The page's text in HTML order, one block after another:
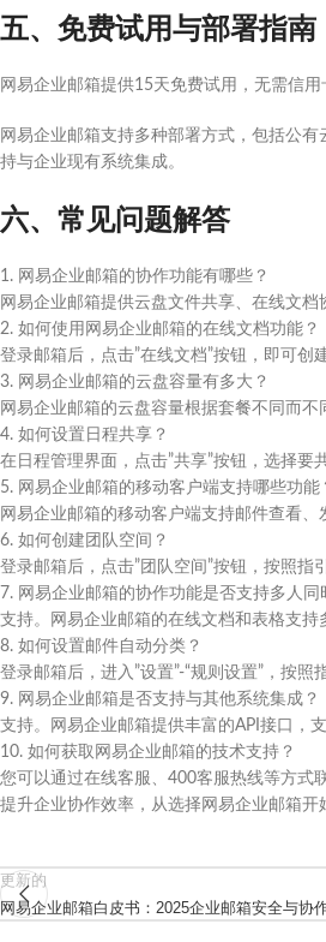
五、免费试用与部署指南
网易企业邮箱提供15天免费试用，无需信
网易企业邮箱支持多种部署方式，包括公
持与企业现有系统集成。
六、常见问题解答
1. 网易企业邮箱的协作功能有哪些？
网易企业邮箱提供云盘文件共享、在线文
2. 如何使用网易企业邮箱的在线文档功能？
登录邮箱后，点击”在线文档”按钮，即可创
3. 网易企业邮箱的云盘容量有多大？
网易企业邮箱的云盘容量根据套餐不同而不
4. 如何设置日程共享？
在日程管理界面，点击”共享”按钮，选择要
5. 网易企业邮箱的移动客户端支持哪些功能
网易企业邮箱的移动客户端支持邮件查看
6. 如何创建团队空间？
登录邮箱后，点击”团队空间”按钮，按照指
7. 网易企业邮箱的协作功能是否支持多人同
支持。网易企业邮箱的在线文档和表格支持
8. 如何设置邮件自动分类？
登录邮箱后，进入”设置”-“规则设置”，按照
9. 网易企业邮箱是否支持与其他系统集成？
支持。网易企业邮箱提供丰富的API接口，
10. 如何获取网易企业邮箱的技术支持？
您可以通过在线客服、400客服热线等方式
提升企业协作效率，从选择网易企业邮箱开
更新的
网易企业邮箱白皮书：2025企业邮箱安全与协